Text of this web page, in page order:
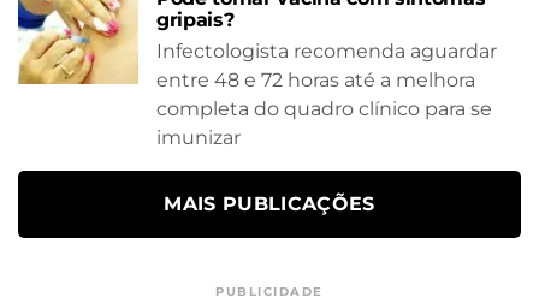
gripais?
Infectologista recomenda aguardar
entre 48 e 72 horas até a melhora
completa do quadro clínico para se
imunizar
MAIS PUBLICAÇÕES
PUBLICIDADE